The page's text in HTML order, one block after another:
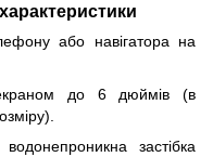
або навігатора на
до 6 дюймів (в
застібка